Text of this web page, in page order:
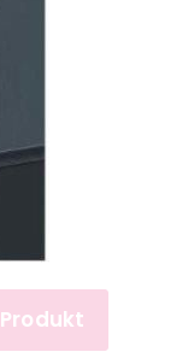
Produkt